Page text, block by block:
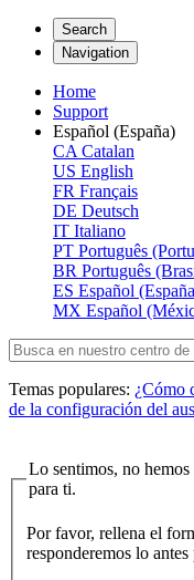
Search
Navigation
Home
Support
Español (España)
CA Catalan
US English
FR Français
DE Deutsch
IT Italiano
PT Português
BR Português
ES Español
MX Español
Temas populares: ¿Cómo
de la configuración del
Lo sentimos, no
para ti.
Por favor, rellena el
responderemos lo antes